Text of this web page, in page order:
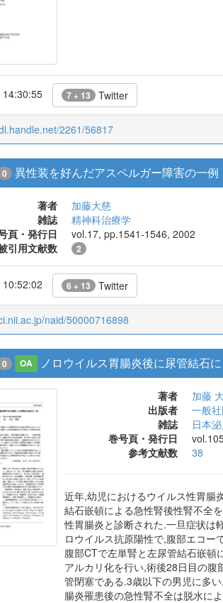
7 + 13 Twitter
2261/56817
0 異性装を好んだアスペルガー障害の一例
著者
加藤大慈
雑誌
精神科治療学
頁・発行日
vol.17, pp.1541-1546, 2002
引用文献数
2
6 + 13 Twitter
naid/50000716898
0 OA ノロウイルス胃腸炎後に尿管結石
著者 加藤
出版者
一般
雑誌
日本
巻号頁・発行日
参考文献数
38
近年,幼児におけるウイルス性胃腸
結石嵌頓による急性腎後性腎不全
性胃腸炎と診断された.一旦症状は
ロウイルス抗原陽性で,腹部エコー
腹部CTで左単腎と左尿管結石嵌頓
アルカリ化を行い,術後28日目の
管閉塞である.3歳以下の男児に多
腸炎罹患後の急性腎不全は脱水に